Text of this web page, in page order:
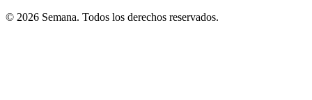
© 2026 Semana. Todos los derechos reservados.